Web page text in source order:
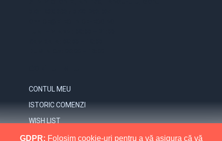
CONTUL MEU
ISTORIC COMENZI
WISH LIST
NEWSLETTER
GDPR: Folosim cookie-uri pentru a vă asigura că vă